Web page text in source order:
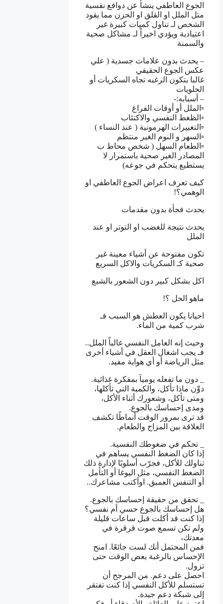
الجوع العاطفي ينشأ عن دوافع نفسية
متل الملل او القلق او الحزن مما يقود
الشخص لـ تناول كميات كبيرة غير
اعتيادية ويؤدي اخيراً لـ مشاكل صحية
والسمنة
– يحدث بدون علامات جسدية ( علي
عكس الجوع الحقيقي
غالبا بتكون الرغبه تجاه السكريات أو
الحلويات
– أسبابه:-
▫️الملل أو أوقات الفراغ
▫️الظغط النفسي والاكتئاب
▫️التغييرات الهرمونية ( عند النساء )
▫️السهر و النوم الغير منتظم
▫️الطعام السهل ( شخص محاط ب
المصادر الغير صحية باستمرار لا
يستطيع يتحكم في جوعه)
كيف تعرف اعراض الجوع العاطفي او
الوهمي؟!
يحدث فجأة بدون مقدمات
يحدث نتيجة للغضب او التوتر او عند
الملل
تكون مفتوحة عن أشياء معينة غير
صحية كـ السكريات والاكل السريع
اكل بشكل كبير دون الشعور بالشبع
ماهو الحل ؟!
احيانا يكون العطش هو السبب فـ
شرب كمية من الماء.
وحيث إنه العامل النفسي غالباً الملل..
فـ يجب اشغال العقل في أشياء أخرى
مثل الرياضة أو أي هواية مفيد.
_ دون ما تفعله يوميآ بمفكرة غذائية.
دوِّن ماذا تأكل، والكمية التي تأكلها،
ومتى تأكل، وشعورك أثناء الأكل،
ومدى إحساسك بالجوع.
قد ترى بمرور الوقت أنماطًا تكشف
العلاقة بين المزاج والطعام.
_ تحكم في ضغوطك النفسية.
إذا كان الضغط النفسي يساهم في
تناولك للأكل، فجرّب أسلوبًا لإدارة ذلك
الضغط النفسي، مثل اليوغا أو التأمل
أو التنفس العميق. اوأكتب مشاعرك..
_ تحقق من حقيقة إحساسك بالجوع.
هل إحساسك بالجوع حسي أم نفسي؟
إذا كنت قد أكلت قبل ساعات قليلة
ولم تكن تسمع صوت قرقرة في
معدتك،
فمن المحتمل أنك لست جائعًا. امنح
الإحساس بالرغبة بعض الوقت حتى
تزول.
احصل على دعم. من المرجح أن
تستسلم للأكل النفسي إذا كنت تفتقر
إلى شبكة دعم جيدة.